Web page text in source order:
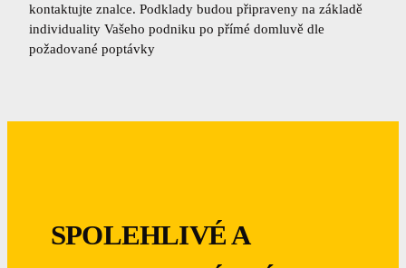
kontaktujte znalce. Podklady budou připraveny na základě
individuality Vašeho podniku po přímé domluvě dle
požadované poptávky
SPOLEHLIVÉ A